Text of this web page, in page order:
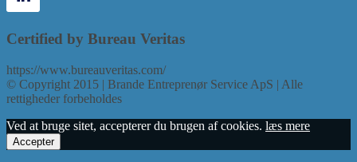
Certified by Bureau Veritas
https://www.bureauveritas.com/
© Copyright 2015 | Brande Entreprenør Service ApS | Alle
rettigheder forbeholdes
Ved at bruge sitet, accepterer du brugen af cookies. læs mere
Accepter